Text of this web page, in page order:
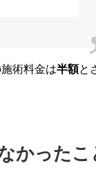
術料金は半額と
かったこ